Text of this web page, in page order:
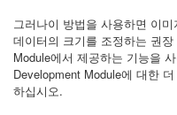
그러나이 방법을 사용하면 이
데이터의 크기를 조정하는 권
Module에서 제공하는 기능을
Development Module에 대한
하십시오.